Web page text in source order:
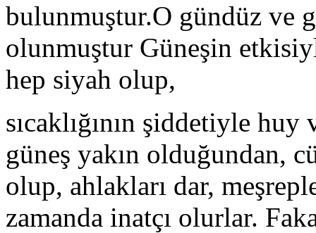
bulunmuştur.O gündüz ve
olunmuştur Güneşin
hep siyah olup,
sıcaklığının şiddetiyle
güneş yakın olduğundan,
olup, ahlakları dar,
zamanda inatçı olurlar.